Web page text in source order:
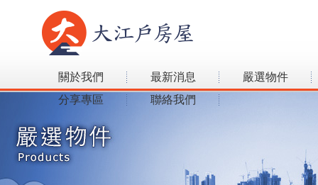
關於我們 最新消息
嚴選物件
分享專區
聯絡我們